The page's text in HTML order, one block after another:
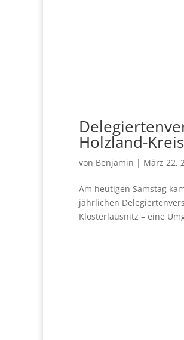
Holzland-
von Benjamin | März 22,
Am heutigen Samstag
jährlichen
Klosterlausnitz – eine